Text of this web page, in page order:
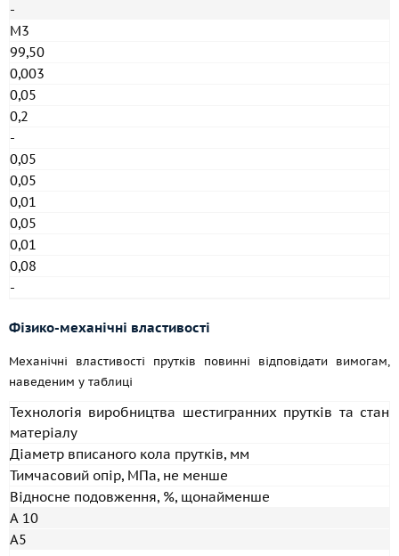
-
М3
99,50
0,003
0,05
0,2
-
0,05
0,05
0,01
0,05
0,01
0,08
-
Фізико-механічні властивості
Механічні властивості прутків повинні відповідати вимогам,
наведеним у таблиці
Технологія виробництва шестигранних прутків та стан
матеріалу
Діаметр вписаного кола прутків, мм
Тимчасовий опір, МПа, не менше
Відносне подовження, %, щонайменше
А 10
А5